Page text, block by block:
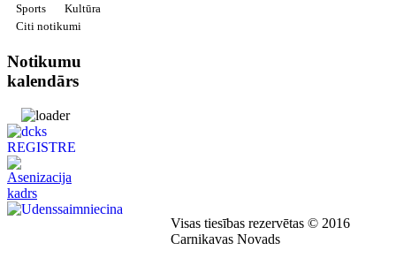
Sports
Kultūra
Citi notikumi
Notikumu
kalendārs
Visas tiesības rezervētas © 2016
Carnikavas Novads